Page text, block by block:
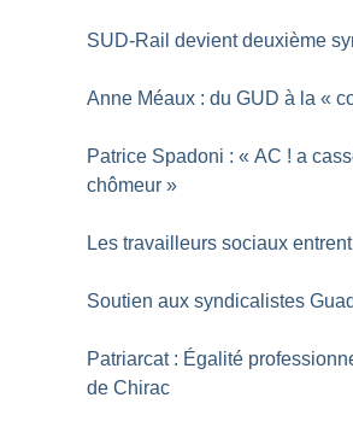
SUD-Rail devient deuxième
Anne Méaux : du GUD à la «
Patrice Spadoni : « AC ! a
chômeur »
Les travailleurs sociaux
Soutien aux syndicalistes
Patriarcat : Égalité
de Chirac